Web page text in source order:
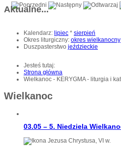
Aktualne...
Kalendarz: lipiec * sierpień
Okres liturgiczny: okres wielkanocny
Duszpasterstwo jeździeckie
Jesteś tutaj:
Strona główna
Wielkanoc - KERYGMA - liturgia i
Wielkanoc
03.05 – 5. Niedziela